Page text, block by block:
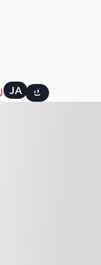
JA EN
シー